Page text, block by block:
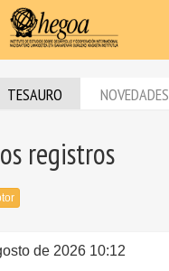
TESAURO NOVEDADES
registros
de 2026 10:12